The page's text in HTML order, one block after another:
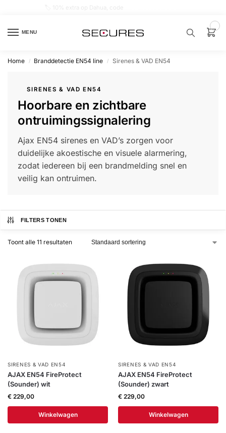
MENU
samenstellen
met
Alarmsystemen
Camera's
Branddetectie
Inbraakbeveiliging
Merken
Contact Wagen
Home / Branddetectie EN54 line / Sirenes & VAD EN54
SIRENES & VAD EN54
Hoorbare en zichtbare
ontruimingssignalering
Ajax EN54 sirenes en VAD’s zorgen voor
duidelijke akoestische en visuele alarmering,
zodat iedereen bij een brandmelding snel en
veilig kan ontruimen.
FILTERS TONEN
Toont alle 11 resultaten
SIRENES & VAD EN54
AJAX EN54 FireProtect
(Sounder) wit
€ 229,00
Winkelwagen
SIRENES & VAD EN54
AJAX EN54 FireProtect
(Sounder) zwart
€ 229,00
Winkelwagen